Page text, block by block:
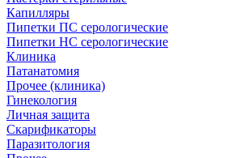
Капилляры
Пипетки ПС серологические
Пипетки НС серологические
Клиника
Патанатомия
Прочее (клиника)
Гинекология
Личная защита
Скарификаторы
Паразитология